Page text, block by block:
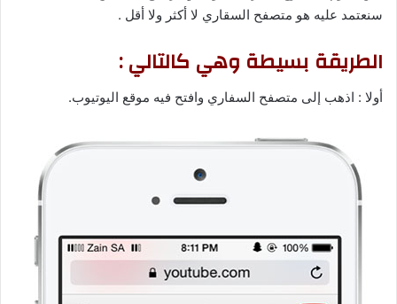
سنعتمد عليه هو متصفح السقاري لا أكثر ولا أقل .
الطريقة بسيطة وهي كالتالي :
أولا : اذهب إلى متصفح السفاري وافتح فيه موقع اليوتيوب.